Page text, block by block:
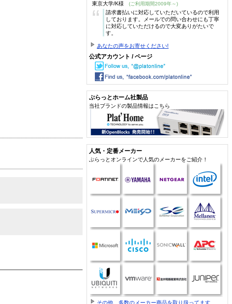
東京大学/K様 (ご利用期間2009年～)
“
請求書払いに対応していただいているので利用
しております。メールでの問い合わせにも丁寧
に対応していただけるので大変ありがたいで
す。
あなたの声をお寄せください!
公式アカウント / ページ
ぷらっとホーム社製品
当社ブランドの製品情報はこちら
人気・定番メーカー
ぷらっとオンラインで人気のメーカーをご紹介！
その他、多数のメーカー商品を取り扱ってます